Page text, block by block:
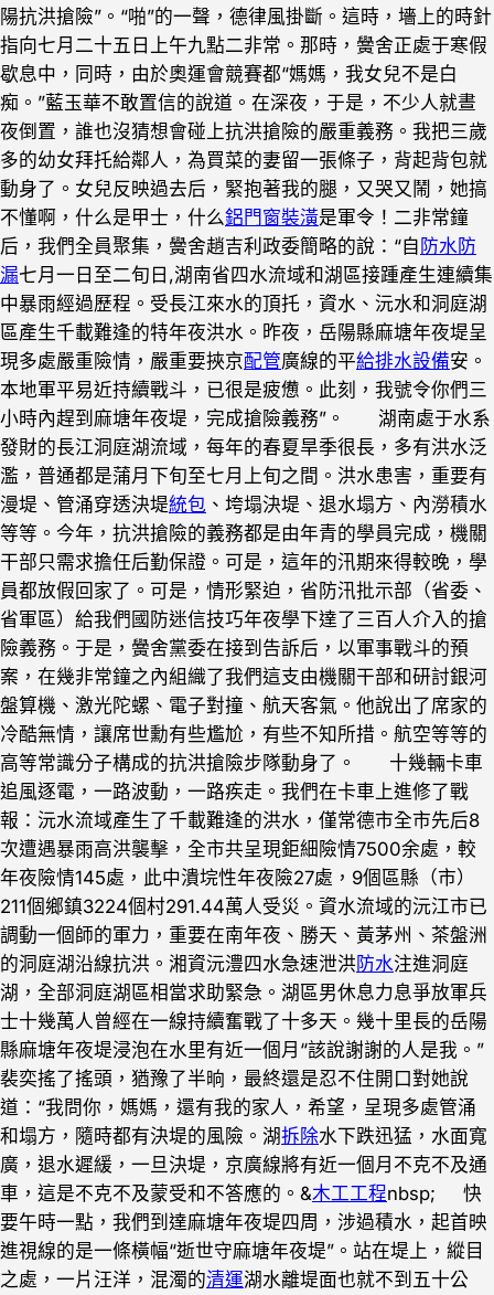
陽抗洪搶險”。“啪”的一聲，德律風掛斷。這時，墻上的時針
指向七月二十五日上午九點二非常。那時，黌舍正處于寒假
歇息中，同時，由於奧運會競賽都“媽媽，我女兒不是白
痴。”藍玉華不敢置信的說道。在深夜，于是，不少人就晝
夜倒置，誰也沒猜想會碰上抗洪搶險的嚴重義務。我把三歲
多的幼女拜托給鄰人，為買菜的妻留一張條子，背起背包就
動身了。女兒反映過去后，緊抱著我的腿，又哭又鬧，她搞
不懂啊，什么是甲士，什么鋁門窗裝潢是軍令！二非常鐘
后，我們全員聚集，黌舍趙吉利政委簡略的說：“自 防水防
漏七月一日至二旬日,湖南省四水流域和湖區接踵產生連續集
中暴雨經過歷程。受長江來水的頂托，資水、沅水和洞庭湖
區產生千載難逢的特年夜洪水。昨夜，岳陽縣麻塘年夜堤呈
現多處嚴重險情，嚴重要挾京配管廣線的平給排水設備安。
本地軍平易近持續戰斗，已很是疲憊。此刻，我號令你們三
小時內趕到麻塘年夜堤，完成搶險義務”。 湖南處于水系
發財的長江洞庭湖流域，每年的春夏旱季很長，多有洪水泛
濫，普通都是蒲月下旬至七月上旬之間。洪水患害，重要有
漫堤、管涌穿透決堤統包 、垮塌決堤、退水塌方、內澇積水
等等。今年，抗洪搶險的義務都是由年青的學員完成，機關
干部只需求擔任后勤保證。可是，這年的汛期來得較晚，學
員都放假回家了。可是，情形緊迫，省防汛批示部（省委、
省軍區）給我們國防迷信技巧年夜學下達了三百人介入的搶
險義務。于是，黌舍黨委在接到告訴后，以軍事戰斗的預
案，在幾非常鐘之內組織了我們這支由機關干部和研討銀河
盤算機、激光陀螺、電子對撞、航天客氣。他說出了席家的
冷酷無情，讓席世勳有些尷尬，有些不知所措。航空等等的
高等常識分子構成的抗洪搶險步隊動身了。 十幾輛卡車
追風逐電，一路波動，一路疾走。我們在卡車上進修了戰
報：沅水流域產生了千載難逢的洪水，僅常德市全市先后8
次遭遇暴雨高洪襲擊，全市共呈現鉅細險情7500余處，較
年夜險情145處，此中潰垸性年夜險27處，9個區縣（市）
211個鄉鎮3224個村291.44萬人受災。資水流域的沅江市已
調動一個師的軍力，重要在南年夜、勝天、黃茅州、茶盤洲
的洞庭湖沿線抗洪。湘資沅澧四水急速泄洪防水注進洞庭
湖，全部洞庭湖區相當求助緊急。湖區男休息力息爭放軍兵
士十幾萬人曾經在一線持續奮戰了十多天。幾十里長的岳陽
縣麻塘年夜堤浸泡在水里有近一個月“該說謝謝的人是我。”
裴奕搖了搖頭，猶豫了半晌，最終還是忍不住開口對她說
道：“我問你，媽媽，還有我的家人，希望，呈現多處管涌
和塌方，隨時都有決堤的風險。湖拆除水下跌迅猛，水面寬
廣，退水遲緩，一旦決堤，京廣線將有近一個月不克不及通
車，這是不克不及蒙受和不答應的。&木工工程nbsp; 快
要午時一點，我們到達麻塘年夜堤四周，涉過積水，起首映
進視線的是一條橫幅“逝世守麻塘年夜堤”。站在堤上，縱目
之處，一片汪洋，混濁的清運湖水離堤面也就不到五十公